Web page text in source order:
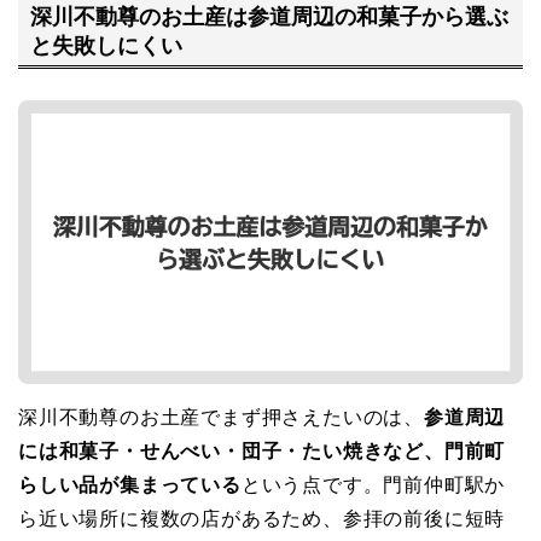
深川不動尊のお土産は参道周辺の和菓子から選ぶ
と失敗しにくい
深川不動尊のお土産でまず押さえたいのは、 参道周辺
には和菓子・せんべい・団子・たい焼きなど、門前町
らしい品が集まっている という点です。門前仲町駅か
ら近い場所に複数の店があるため、参拝の前後に短時